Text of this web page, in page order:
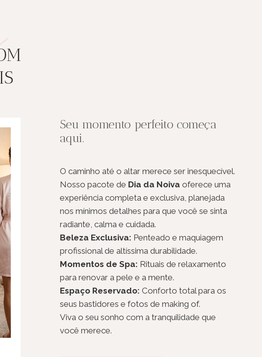
Seu momento perfeito começa
aqui.
O caminho até o altar merece ser inesquecível.
Nosso pacote de Dia da Noiva oferece uma
experiência completa e exclusiva, planejada
nos mínimos detalhes para que você se sinta
radiante, calma e cuidada.
Beleza Exclusiva: Penteado e maquiagem
profissional de altíssima durabilidade.
Momentos de Spa: Rituais de relaxamento
para renovar a pele e a mente.
Espaço Reservado: Conforto total para os
seus bastidores e fotos de making of.
Viva o seu sonho com a tranquilidade que
você merece.